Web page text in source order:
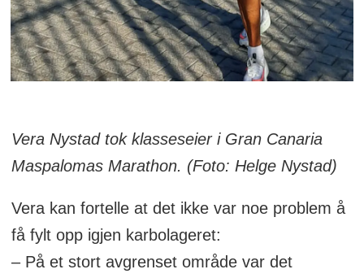
Vera Nystad tok klasseseier i Gran Canaria
Maspalomas Marathon. (Foto: Helge Nystad)
Vera kan fortelle at det ikke var noe problem å
få fylt opp igjen karbolageret:
– På et stort avgrenset område var det